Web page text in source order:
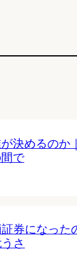
が決めるの
で
証券になっ
さ